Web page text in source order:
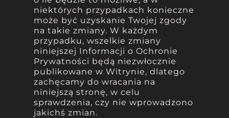
niektórych przypadkach konieczne
może być uzyskanie Twojej zgody
na takie zmiany. W każdym
przypadku, wszelkie zmiany
niniejszej Informacji o Ochronie
Prywatności będą niezwłocznie
publikowane w Witrynie, dlatego
zachęcamy do wracania na
niniejszą stronę, w celu
sprawdzenia, czy nie wprowadzono
jakichś zmian.